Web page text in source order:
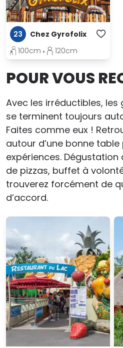
23
Chez Gyrofolix
100cm
120cm
POUR VOUS
Avec les irréductibles,
se terminent toujours
Faites comme eux !
autour d’une bonne
expériences.
de pizzas, buffet à
trouverez forcément de
d’accord.